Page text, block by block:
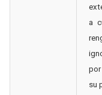
a
su